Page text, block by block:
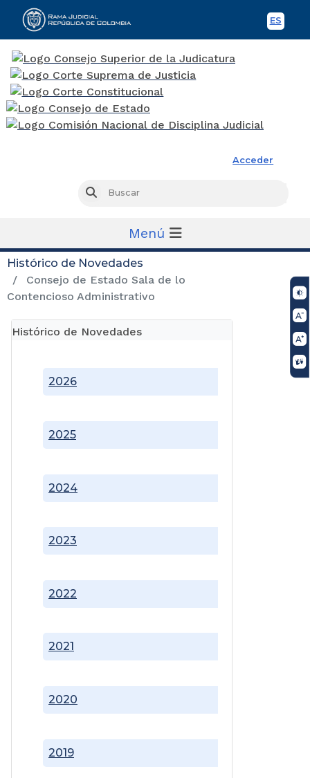
ES
Acceder
Buscar
Menú
Histórico de Novedades
Consejo de Estado Sala de lo
Contencioso Administrativo
Histórico de Novedades
2019
2020
2021
2022
2023
2024
2025
2026